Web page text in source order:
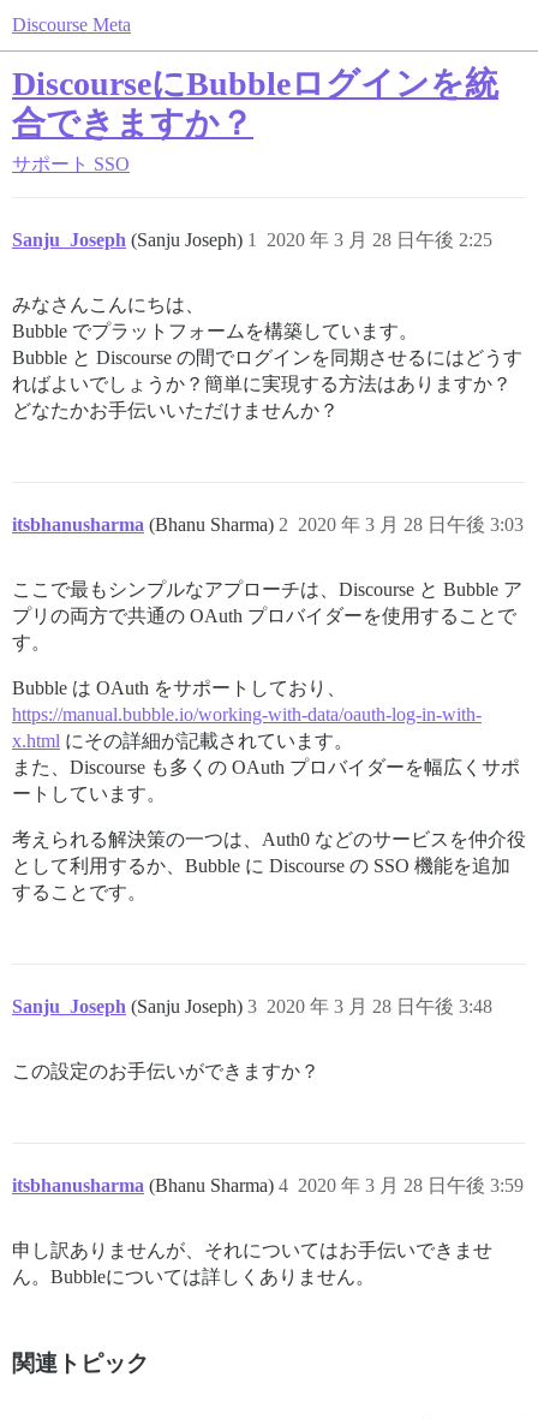
Discourse Meta
DiscourseにBubbleログインを統
合できますか？
サポート SSO
Sanju_Joseph (Sanju Joseph) 2020 年 3 月 28 日午後 2:25
1
みなさんこんにちは、
Bubble でプラットフォームを構築しています。
Bubble と Discourse の間でログインを同期させるにはどうす
ればよいでしょうか？簡単に実現する方法はありますか？
どなたかお手伝いいただけませんか？
itsbhanusharma (Bhanu Sharma) 2020 年 3 月 28 日午後 3:03
2
ここで最もシンプルなアプローチは、Discourse と Bubble ア
プリの両方で共通の OAuth プロバイダーを使用することで
す。
Bubble は OAuth をサポートしており、
https://manual.bubble.io/working-with-data/oauth-log-in-with-
x.html にその詳細が記載されています。
また、Discourse も多くの OAuth プロバイダーを幅広くサポ
ートしています。
考えられる解決策の一つは、Auth0 などのサービスを仲介役
として利用するか、Bubble に Discourse の SSO 機能を追加
することです。
Sanju_Joseph (Sanju Joseph) 2020 年 3 月 28 日午後 3:48
3
この設定のお手伝いができますか？
itsbhanusharma (Bhanu Sharma) 2020 年 3 月 28 日午後 3:59
4
申し訳ありませんが、それについてはお手伝いできませ
ん。Bubbleについては詳しくありません。
関連トピック